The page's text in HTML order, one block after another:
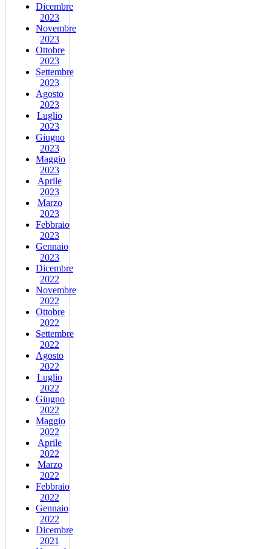
Dicembre
2023
Novembre
2023
Ottobre
2023
Settembre
2023
Agosto
2023
Luglio
2023
Giugno
2023
Maggio
2023
Aprile
2023
Marzo
2023
Febbraio
2023
Gennaio
2023
Dicembre
2022
Novembre
2022
Ottobre
2022
Settembre
2022
Agosto
2022
Luglio
2022
Giugno
2022
Maggio
2022
Aprile
2022
Marzo
2022
Febbraio
2022
Gennaio
2022
Dicembre
2021